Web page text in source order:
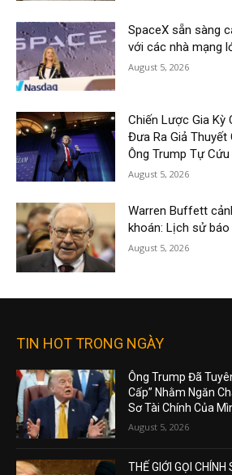
SpaceX sẵn sàng
với các nhà mạng
August 5, 2026
Chiến Lược Gia Kỳ
Đưa Ra Giả Thuyết
Ông Trump Tự
August 5, 2026
Warren Buffett
khoán: Lịch sử
August 5, 2026
TIN HOT TRONG NGÀY
Ông Trump Đã
Cấp” Nhằm Ngăn
Sơ Tài Chính Của
August 5, 2026
THẾ GIỚI GỌI